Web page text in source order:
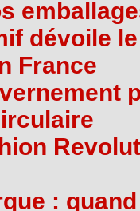
dévoile
France
: